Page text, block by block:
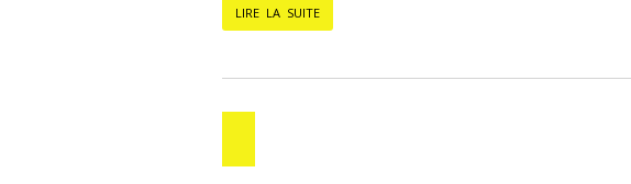
LIRE LA SUITE